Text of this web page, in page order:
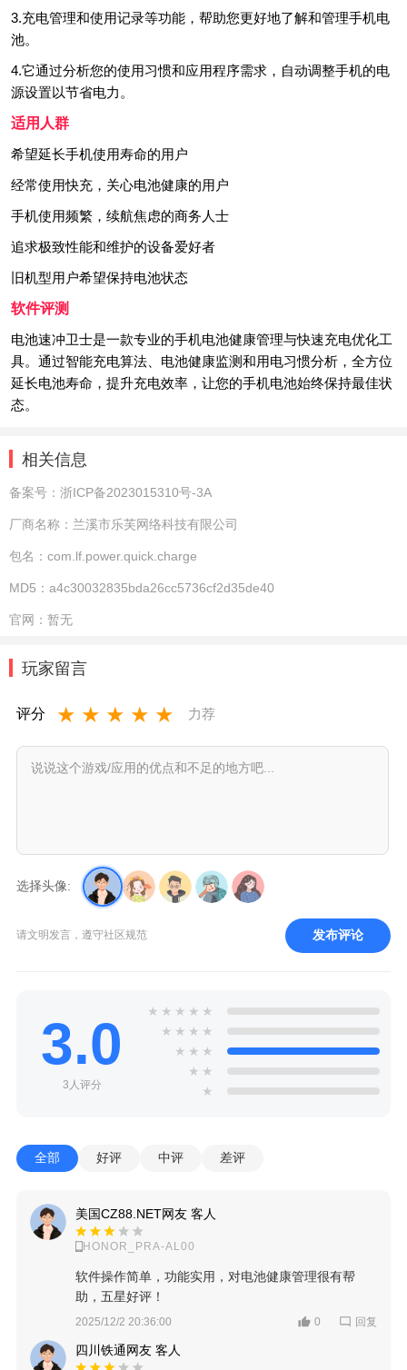
3.充电管理和使用记录等功能，帮助您更好地了解和管理手机电
池。
4.它通过分析您的使用习惯和应用程序需求，自动调整手机的电
源设置以节省电力。
适用人群
希望延长手机使用寿命的用户
经常使用快充，关心电池健康的用户
手机使用频繁，续航焦虑的商务人士
追求极致性能和维护的设备爱好者
旧机型用户希望保持电池状态
软件评测
电池速冲卫士是一款专业的手机电池健康管理与快速充电优化工
具。通过智能充电算法、电池健康监测和用电习惯分析，全方位
延长电池寿命，提升充电效率，让您的手机电池始终保持最佳状
态。
相关信息
备案号： 浙ICP备2023015310号-3A
厂商名称： 兰溪市乐芙网络科技有限公司
包名： com.lf.power.quick.charge
MD5： a4c30032835bda26cc5736cf2d35de40
官网： 暂无
玩家留言
评分 ★ ★ ★ ★ ★ 力荐
选择头像:
请文明发言，遵守社区规范 发布评论
3.0
3人评分
★ ★ ★ ★ ★
★ ★ ★ ★
★ ★ ★
★ ★
★
全部 好评 中评 差评
美国CZ88.NET网友 客人
HONOR_PRA-AL00
软件操作简单，功能实用，对电池健康管理很有帮
助，五星好评！
2025/12/2 20:36:00 0 回复
四川铁通网友 客人